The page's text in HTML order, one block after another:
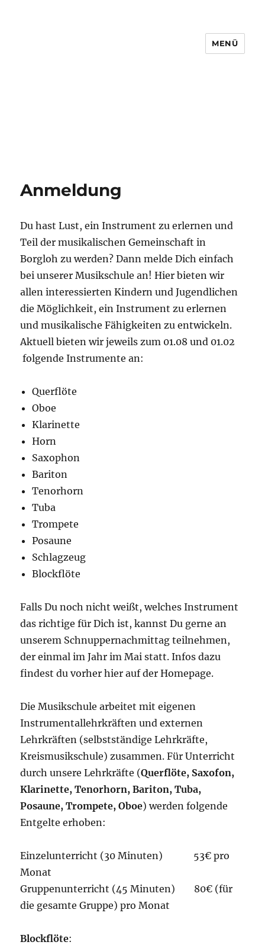
Willkommen beim Blasorchester
MENÜ
Anmeldung
Du hast Lust, ein Instrument zu erlernen und
Teil der musikalischen Gemeinschaft in
Borgloh zu werden? Dann melde Dich einfach
bei unserer Musikschule an! Hier bieten wir
allen interessierten Kindern und Jugendlichen
die Möglichkeit, ein Instrument zu erlernen
und musikalische Fähigkeiten zu entwickeln.
Aktuell bieten wir jeweils zum 01.08 und 01.02
folgende Instrumente an:
Querflöte
Oboe
Klarinette
Horn
Saxophon
Bariton
Tenorhorn
Tuba
Trompete
Posaune
Schlagzeug
Blockflöte
Falls Du noch nicht weißt, welches Instrument
das richtige für Dich ist, kannst Du gerne an
unserem Schnuppernachmittag teilnehmen,
der einmal im Jahr im Mai statt. Infos dazu
findest du vorher hier auf der Homepage.
Die Musikschule arbeitet mit eigenen
Instrumentallehrkräften und externen
Lehrkräften (selbstständige Lehrkräfte,
Kreismusikschule) zusammen. Für Unterricht
durch unsere Lehrkräfte (Querflöte, Saxofon,
Klarinette, Tenorhorn, Bariton, Tuba,
Posaune, Trompete, Oboe) werden folgende
Entgelte erhoben:
Einzelunterricht (30 Minuten) 53€ pro
Monat
Gruppenunterricht (45 Minuten) 80€ (für
die gesamte Gruppe) pro Monat
Blockflöte: